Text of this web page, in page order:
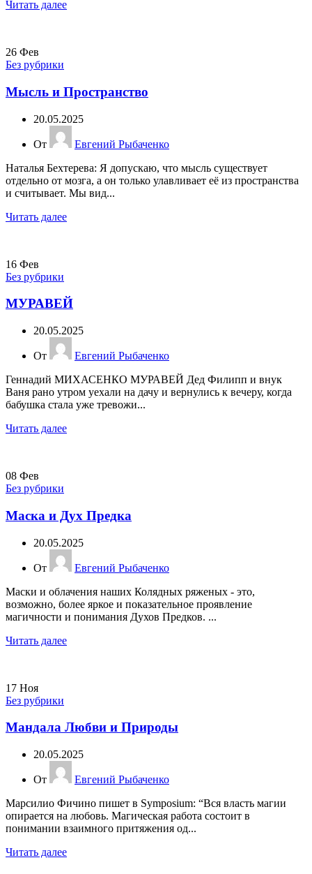
Читать далее
26 Фев
Без рубрики
Мысль и Пространство
20.05.2025
От
Евгений Рыбаченко
Наталья Бехтерева: Я допускаю, что мысль существует
отдельно от мозга, а он только улавливает её из пространства
и считывает. Мы вид...
Читать далее
16 Фев
Без рубрики
МУРАВЕЙ
20.05.2025
От
Евгений Рыбаченко
Геннадий МИХАСЕНКО МУРАВЕЙ Дед Филипп и внук
Ваня рано утром уехали на дачу и вернулись к вечеру, когда
бабушка стала уже тревожи...
Читать далее
08 Фев
Без рубрики
Маска и Дух Предка
20.05.2025
От
Евгений Рыбаченко
Маски и облачения наших Колядных ряженых - это,
возможно, более яркое и показательное проявление
магичности и понимания Духов Предков. ...
Читать далее
17 Ноя
Без рубрики
Мандала Любви и Природы
20.05.2025
От
Евгений Рыбаченко
Марсилио Фичино пишет в Symposium: “Вся власть магии
опирается на любовь. Магическая работа состоит в
понимании взаимного притяжения од...
Читать далее